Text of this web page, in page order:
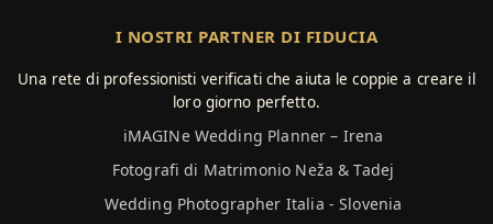
I NOSTRI PARTNER DI FIDUCIA
Una rete di professionisti verificati che aiuta le coppie a creare il
loro giorno perfetto.
iMAGINe Wedding Planner – Irena
Fotografi di Matrimonio Neža & Tadej
Wedding Photographer Italia - Slovenia